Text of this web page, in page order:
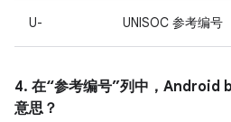
U- UNISOC 参考编号
4. 在“参考编号”列中，Android
意思？